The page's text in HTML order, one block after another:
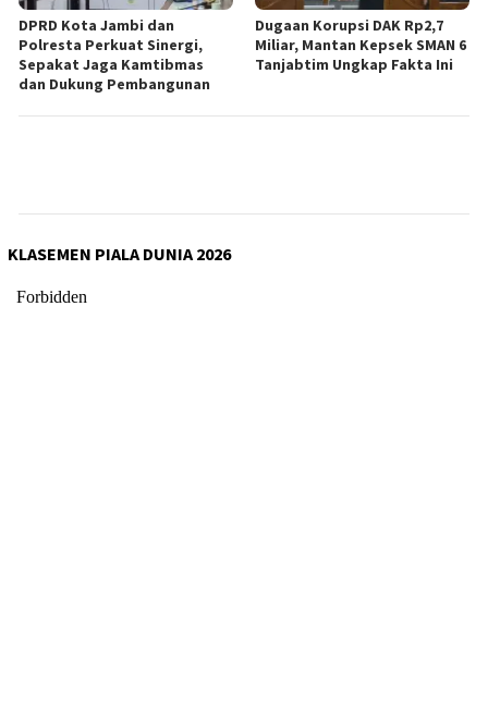
DPRD Kota Jambi dan
Polresta Perkuat Sinergi,
Sepakat Jaga Kamtibmas
dan Dukung Pembangunan
Dugaan Korupsi DAK Rp2,7
Miliar, Mantan Kepsek SMAN 6
Tanjabtim Ungkap Fakta Ini
KLASEMEN PIALA DUNIA 2026